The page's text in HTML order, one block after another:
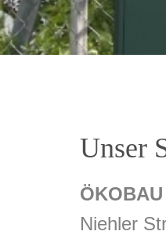
Unser
Niehler